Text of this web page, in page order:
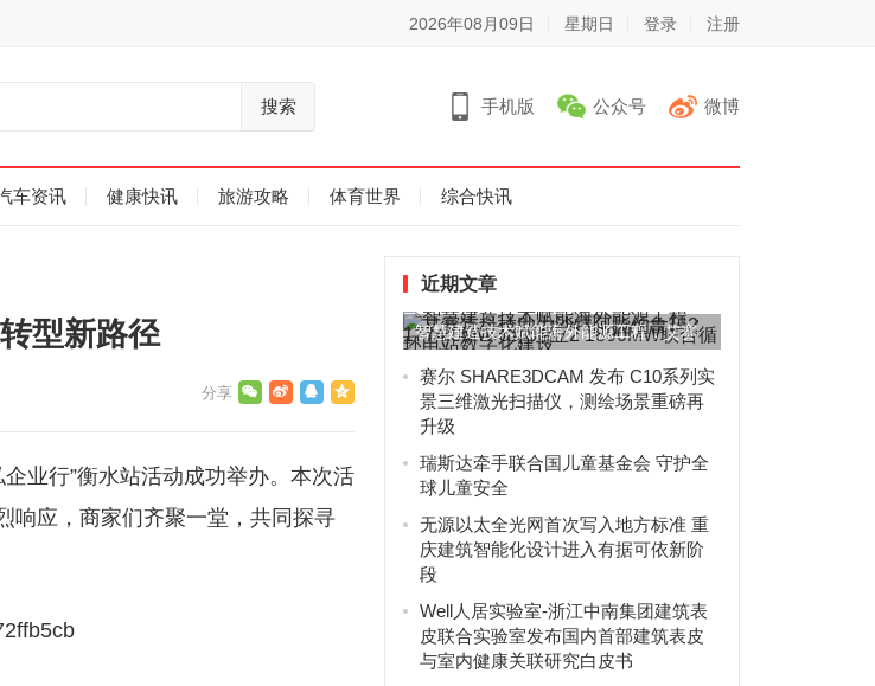
2026年08月09日 星期日 登录 注册
搜索 手机版 公众号 微博
车资讯 健康快讯 旅游攻略 体育世界 综合快讯
型新路径
业行”衡水站活动成功举办。本次活
响应，商家们齐聚一堂，共同探寻
近期文章
智慧建造技术赋能海外能源工程，艾赛
克科技助力沙特阿拉伯鲁玛2...
赛尔 SHARE3DCAM 发布 C10系列实
景三维激光扫描仪，测绘场景重磅再
升级
瑞斯达牵手联合国儿童基金会 守护全
球儿童安全
无源以太全光网首次写入地方标准 重
庆建筑智能化设计进入有据可依新阶
段
Well人居实验室-浙江中南集团建筑表
皮联合实验室发布国内首部建筑表皮
与室内健康关联研究白皮书